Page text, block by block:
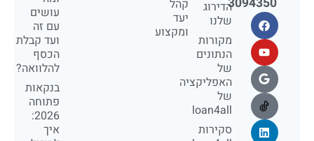
הדירוג
שלנו
מקורות
הנתונים
של
האפליקציה
של
loan4all
סקירות
קהל
יעד
ומקצוע
עושים
עם זה
ועד קבלת
הכסף
להלוואה?
בנקאות
פתוחה
2026:
איך